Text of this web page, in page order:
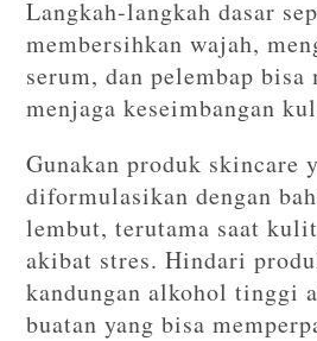
Langkah-langkah dasar
membersihkan wajah,
serum, dan pelembap bisa
menjaga keseimbangan
Gunakan produk skincare
diformulasikan dengan
lembut, terutama saat
akibat stres. Hindari
kandungan alkohol tinggi
buatan yang bisa